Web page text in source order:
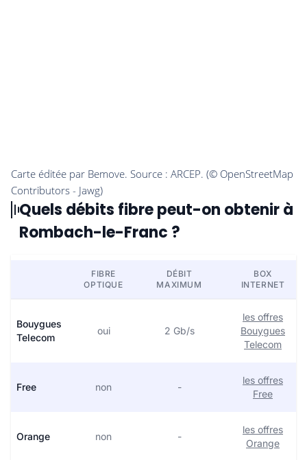
Quels débits fibre peut-on obtenir à
Rombach-le-Franc ?
FIBRE
OPTIQUE
DÉBIT
MAXIMUM
BOX
INTERNET
Bouygues
Telecom
oui 2 Gb/s
les offres
Bouygues
Telecom
Free non -
les offres
Free
Orange non -
les offres
Orange